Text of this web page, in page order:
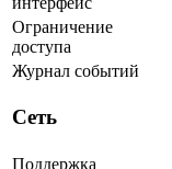
Ограничение
доступа
Журнал событий
Сеть
Поддержка